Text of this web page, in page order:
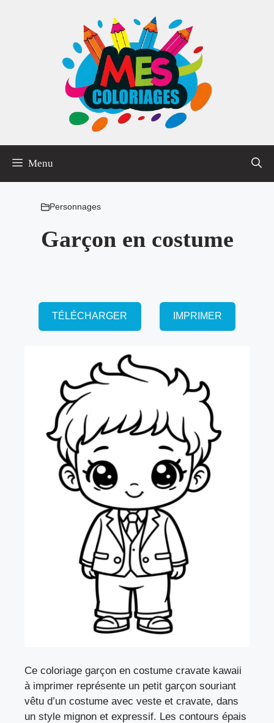
Menu
Personnages
Garçon en costume
TÉLÉCHARGER IMPRIMER
Ce coloriage garçon en costume cravate kawaii
à imprimer représente un petit garçon souriant
vêtu d’un costume avec veste et cravate, dans
un style mignon et expressif. Les contours épais